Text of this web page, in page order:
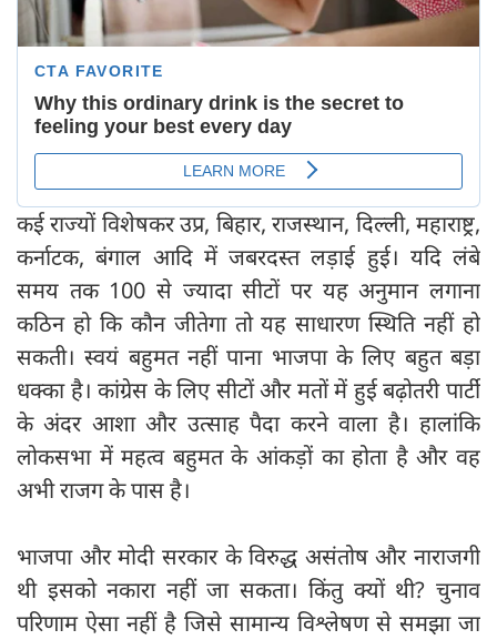
कई राज्यों विशेषकर उप्र, बिहार, राजस्थान, दिल्ली, महाराष्ट्र,
कर्नाटक, बंगाल आदि में जबरदस्त लड़ाई हुई। यदि लंबे
समय तक 100 से ज्यादा सीटों पर यह अनुमान लगाना
कठिन हो कि कौन जीतेगा तो यह साधारण स्थिति नहीं हो
सकती। स्वयं बहुमत नहीं पाना भाजपा के लिए बहुत बड़ा
धक्का है। कांग्रेस के लिए सीटों और मतों में हुई बढ़ोतरी पार्टी
के अंदर आशा और उत्साह पैदा करने वाला है। हालांकि
लोकसभा में महत्व बहुमत के आंकड़ों का होता है और वह
अभी राजग के पास है।
भाजपा और मोदी सरकार के विरुद्ध असंतोष और नाराजगी
थी इसको नकारा नहीं जा सकता। किंतु क्यों थी? चुनाव
परिणाम ऐसा नहीं है जिसे सामान्य विश्लेषण से समझा जा